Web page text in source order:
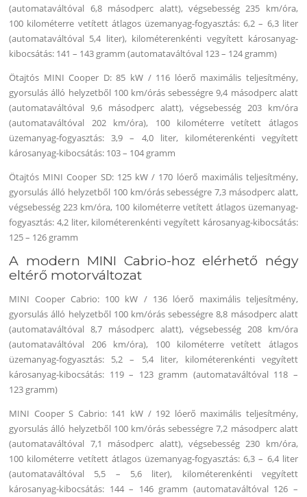
(automataváltóval 6,8 másodperc alatt), végsebesség 235 km/óra,
100 kilométerre vetített átlagos üzemanyag-fogyasztás: 6,2 – 6,3 liter
(automataváltóval 5,4 liter), kilométerenkénti vegyített károsanyag-
kibocsátás: 141 – 143 gramm (automataváltóval 123 – 124 gramm)
Ötajtós MINI Cooper D: 85 kW / 116 lóerő maximális teljesítmény,
gyorsulás álló helyzetből 100 km/órás sebességre 9,4 másodperc alatt
(automataváltóval 9,6 másodperc alatt), végsebesség 203 km/óra
(automataváltóval 202 km/óra), 100 kilométerre vetített átlagos
üzemanyag-fogyasztás: 3,9 – 4,0 liter, kilométerenkénti vegyített
károsanyag-kibocsátás: 103 – 104 gramm
Ötajtós MINI Cooper SD: 125 kW / 170 lóerő maximális teljesítmény,
gyorsulás álló helyzetből 100 km/órás sebességre 7,3 másodperc alatt,
végsebesség 223 km/óra, 100 kilométerre vetített átlagos üzemanyag-
fogyasztás: 4,2 liter, kilométerenkénti vegyített károsanyag-kibocsátás:
125 – 126 gramm
A modern MINI Cabrio-hoz elérhető négy
eltérő motorváltozat
MINI Cooper Cabrio: 100 kW / 136 lóerő maximális teljesítmény,
gyorsulás álló helyzetből 100 km/órás sebességre 8,8 másodperc alatt
(automataváltóval 8,7 másodperc alatt), végsebesség 208 km/óra
(automataváltóval 206 km/óra), 100 kilométerre vetített átlagos
üzemanyag-fogyasztás: 5,2 – 5,4 liter, kilométerenkénti vegyített
károsanyag-kibocsátás: 119 – 123 gramm (automataváltóval 118 –
123 gramm)
MINI Cooper S Cabrio: 141 kW / 192 lóerő maximális teljesítmény,
gyorsulás álló helyzetből 100 km/órás sebességre 7,2 másodperc alatt
(automataváltóval 7,1 másodperc alatt), végsebesség 230 km/óra,
100 kilométerre vetített átlagos üzemanyag-fogyasztás: 6,3 – 6,4 liter
(automataváltóval 5,5 – 5,6 liter), kilométerenkénti vegyített
károsanyag-kibocsátás: 144 – 146 gramm (automataváltóval 126 –